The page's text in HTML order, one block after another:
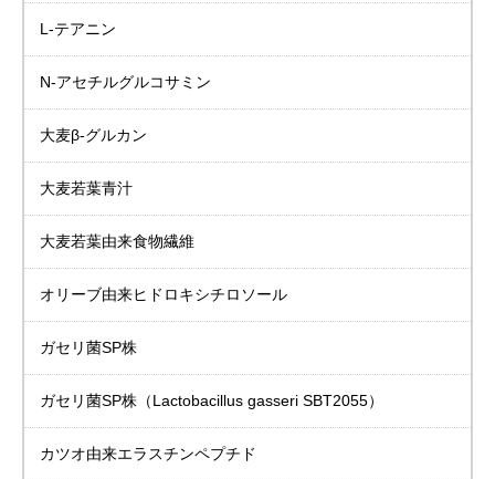
L-テアニン
N-アセチルグルコサミン
大麦β-グルカン
大麦若葉青汁
大麦若葉由来食物繊維
オリーブ由来ヒドロキシチロソール
ガセリ菌SP株
ガセリ菌SP株 （Lactobacillus gasseri SBT2055）
カツオ由来エラスチンペプチド